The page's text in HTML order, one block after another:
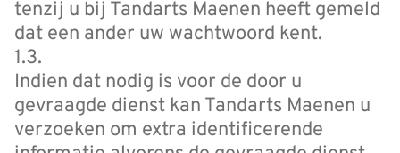
tenzij u bij Tandarts Maenen heeft gemeld
dat een ander uw wachtwoord kent.
1.3.
Indien dat nodig is voor de door u
gevraagde dienst kan Tandarts Maenen u
verzoeken om extra identificerende